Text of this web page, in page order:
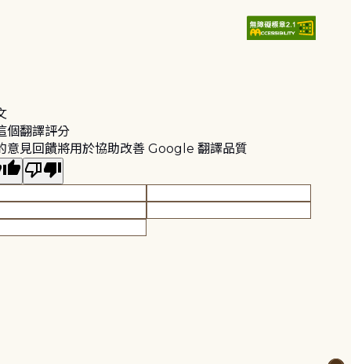
個翻譯評分
意見回饋將用於協助改善 Google 翻譯品質